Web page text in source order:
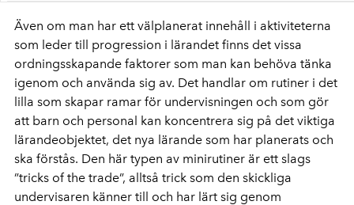
Även om man har ett välplanerat innehåll i aktiviteterna
som leder till progression i lärandet finns det vissa
ordningsskapande faktorer som man kan behöva tänka
igenom och använda sig av. Det handlar om rutiner i det
lilla som skapar ramar för undervisningen och som gör
att barn och personal kan koncentrera sig på det viktiga
lärandeobjektet, det nya lärande som har planerats och
ska förstås. Den här typen av minirutiner är ett slags
”tricks of the trade”, alltså trick som den skickliga
undervisaren känner till och har lärt sig genom